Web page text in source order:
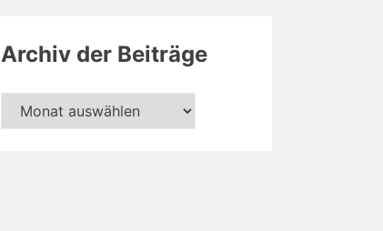
Archiv der Beiträge
Archiv
der